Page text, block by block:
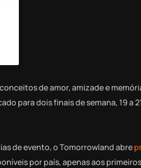
de amor, amizade e
para dois finais de semana, 19 a
de evento, o Tomorrowland abre
por país, apenas aos